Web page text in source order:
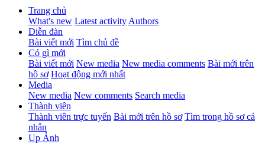
Trang chủ
What's new Latest activityAuthors
Diễn đàn
Bài viết mới Tìm chủ đề
Có gì mới
Bài viết mới New media New media comments Bài mới trên
hồ sơ Hoạt động mới nhất
Media
New media New comments Search media
Thành viên
Thành viên trực tuyến Bài mới trên hồ sơ Tìm trong hồ sơ cá
nhân
Up Ảnh